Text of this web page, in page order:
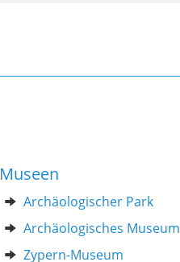
Museen
Archäologischer Park
Archäologisches Museum
Zypern-Museum